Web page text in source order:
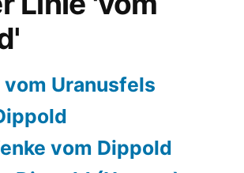
vom Uranusfels
vom Dippold